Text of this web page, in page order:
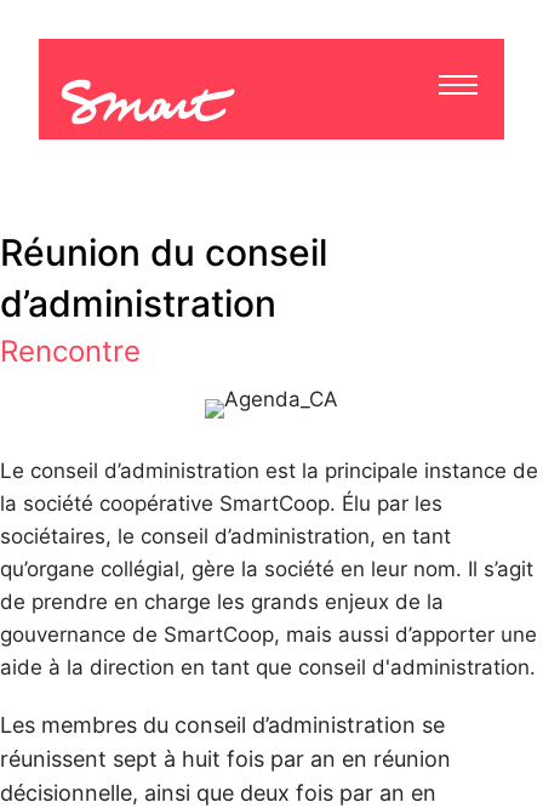
Réunion du conseil
d’administration
Rencontre
Le conseil d’administration est la principale instance de
la société coopérative SmartCoop. Élu par les
sociétaires, le conseil d’administration, en tant
qu’organe collégial, gère la société en leur nom. Il s’agit
de prendre en charge les grands enjeux de la
gouvernance de SmartCoop, mais aussi d’apporter une
aide à la direction en tant que conseil d'administration.
Les membres du conseil d’administration se
réunissent sept à huit fois par an en réunion
décisionnelle, ainsi que deux fois par an en